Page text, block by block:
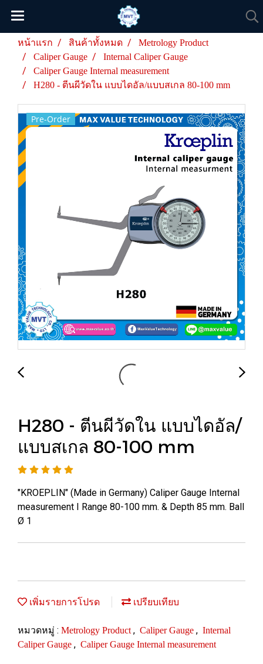
หน้าแรก สินค้าทั้งหมด
Metrology Product
Caliper Gauge
Internal Caliper Gauge
Caliper Gauge Internal measurement
H280 - ตีนผีวัดใน แบบไดอัล/แบบสเกล 80-100 mm
Pre-Order
H280 - ตีนผีวัดใน แบบไดอัล/
แบบสเกล 80-100 mm
"KROEPLIN" (Made in Germany) Caliper Gauge Internal
measurement I Range 80-100 mm. & Depth 85 mm. Ball
Ø 1
เพิ่มรายการโปรด เปรียบเทียบ
หมวดหมู่ : Metrology Product , Caliper Gauge , Internal
Caliper Gauge , Caliper Gauge Internal measurement